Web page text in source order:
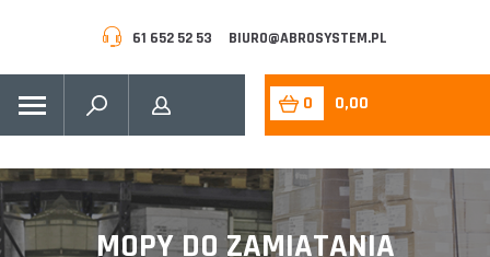
61 652 52 53 BIURO@ABROSYSTEM.PL
0 0,00
MOPY DO ZAMIATANIA